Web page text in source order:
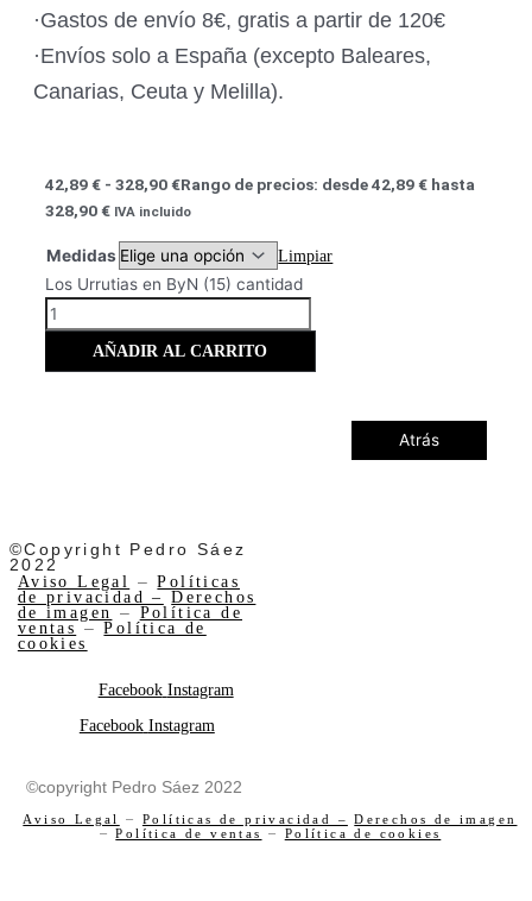
·Gastos de envío 8€, gratis a partir de 120€
·Envíos solo a España (excepto Baleares,
Canarias, Ceuta y Melilla).
42,89€ - 328,90€Rango de precios: desde 42,89 € hasta
328,90 € IVA incluido
Medidas Limpiar
Los Urrutias en ByN (15) cantidad
AÑADIR AL CARRITO
Atrás
©Copyright Pedro Sáez
2022
Aviso Legal –Políticas
de privacidad –
Derechos
de imagen – Política de
ventas –Política de
cookies
Facebook Instagram
Facebook Instagram
©copyright Pedro Sáez 2022
Aviso Legal – Políticas de privacidad –
Derechos de imagen
–Política de ventas – Política de cookies